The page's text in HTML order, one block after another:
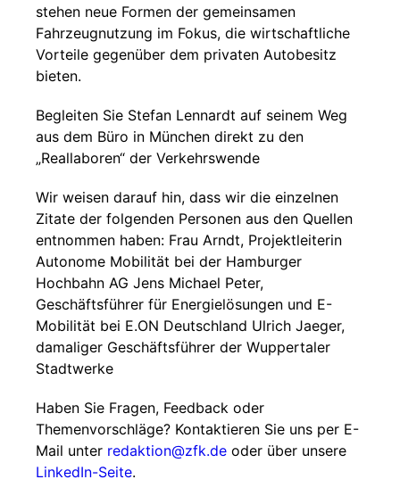
stehen neue Formen der gemeinsamen
Fahrzeugnutzung im Fokus, die wirtschaftliche
Vorteile gegenüber dem privaten Autobesitz
bieten.
Begleiten Sie Stefan Lennardt auf seinem Weg
aus dem Büro in München direkt zu den
„Reallaboren“ der Verkehrswende
Wir weisen darauf hin, dass wir die einzelnen
Zitate der folgenden Personen aus den Quellen
entnommen haben: Frau Arndt, Projektleiterin
Autonome Mobilität bei der Hamburger
Hochbahn AG Jens Michael Peter,
Geschäftsführer für Energielösungen und E-
Mobilität bei E.ON Deutschland Ulrich Jaeger,
damaliger Geschäftsführer der Wuppertaler
Stadtwerke
Haben Sie Fragen, Feedback oder
Themenvorschläge? Kontaktieren Sie uns per E-
Mail unter redaktion@zfk.de oder über unsere
LinkedIn-Seite.